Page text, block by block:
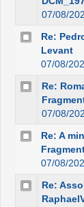
07/08/
Re:
Levant
07/08/
Re:
07/08/
Re: A
07/08/
Re: